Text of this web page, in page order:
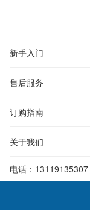
新手入门
售后服务
订购指南
关于我们
电话： 13119135307